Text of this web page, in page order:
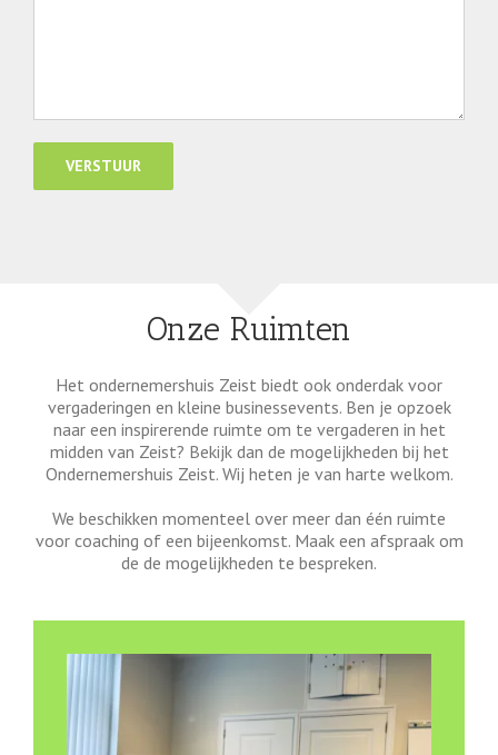
Onze Ruimten
Het ondernemershuis Zeist biedt ook onderdak voor
vergaderingen en kleine businessevents. Ben je opzoek
naar een inspirerende ruimte om te vergaderen in het
midden van Zeist? Bekijk dan de mogelijkheden bij het
Ondernemershuis Zeist. Wij heten je van harte welkom.
We beschikken momenteel over meer dan één ruimte
voor coaching of een bijeenkomst. Maak een afspraak om
de de mogelijkheden te bespreken.